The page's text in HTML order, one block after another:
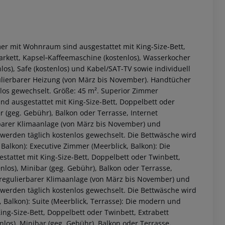
mit Wohnraum sind ausgestattet mit King-Size-Bett,
Kapsel‑Kaffeemaschine (kostenlos), Wasserkocher
Safe (kostenlos) und Kabel/SAT-TV sowie individuell
Heizung (von März bis November). Handtücher
gewechselt. Größe: 45 m². Superior Zimmer
ausgestattet mit King-Size-Bett, Doppelbett oder
(geg. Gebühr), Balkon oder Terrasse, Internet
Klimaanlage (von März bis November) und
täglich kostenlos gewechselt. Die Bettwäsche wird
Executive Zimmer (Meerblick, Balkon): Die
mit King-Size-Bett, Doppelbett oder Twinbett,
Minibar (geg. Gebühr), Balkon oder Terrasse,
Klimaanlage (von März bis November) und
täglich kostenlos gewechselt. Die Bettwäsche wird
Suite (Meerblick, Terrasse): Die modern und
Size-Bett, Doppelbett oder Twinbett, Extrabett